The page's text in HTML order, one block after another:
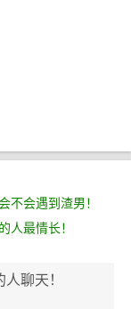
不会遇到渣男！
人最情长！
聊天！